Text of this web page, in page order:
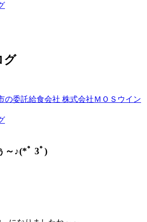
グ
の委託給食会社 株式会社ＭＯＳウイン
♪(*ﾟ 3ﾟ)